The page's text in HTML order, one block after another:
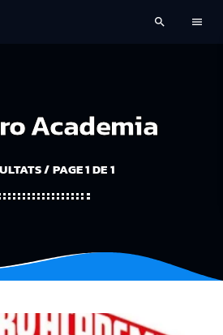
search menu
Academia
/ PAGE 1 DE 1